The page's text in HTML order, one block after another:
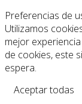
Preferencias de
Utilizamos
mejor
de cookies, este
espera.
Aceptar todas